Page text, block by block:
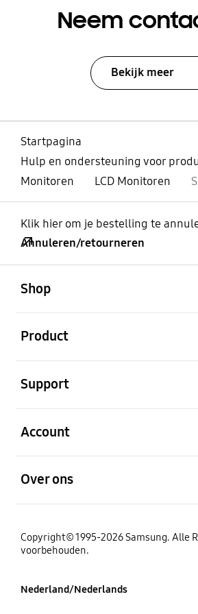
Neem
Bekijk meer
Startpagina
Hulp en ondersteuning voor
Monitoren
LCD Monitoren
Klik hier om je bestelling te
Annuleren/retourneren
Shop
Product
Support
Account
Over ons
Copyright© 1995-2026 Samsung. Alle
voorbehouden.
Nederland/Nederlands